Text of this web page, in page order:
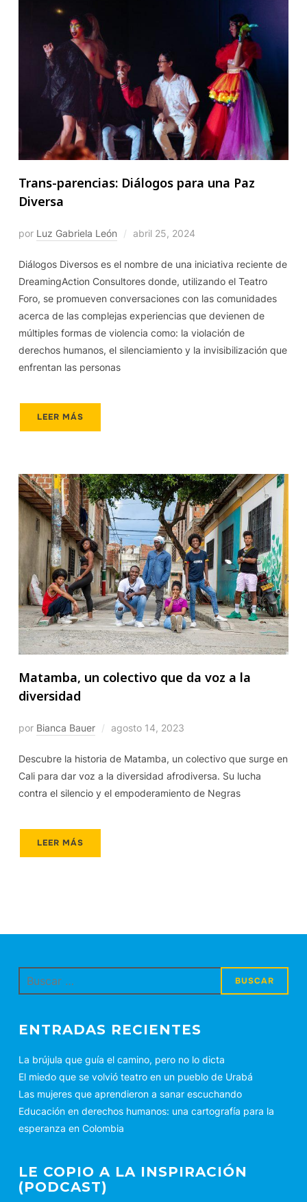
Trans-parencias: Diálogos para una Paz
Diversa
por Luz Gabriela León abril 25, 2024
Diálogos Diversos es el nombre de una iniciativa reciente de
DreamingAction Consultores donde, utilizando el Teatro
Foro, se promueven conversaciones con las comunidades
acerca de las complejas experiencias que devienen de
múltiples formas de violencia como: la violación de
derechos humanos, el silenciamiento y la invisibilización que
enfrentan las personas
LEER MÁS
Matamba, un colectivo que da voz a la
diversidad
por Bianca Bauer agosto 14, 2023
Descubre la historia de Matamba, un colectivo que surge en
Cali para dar voz a la diversidad afrodiversa. Su lucha
contra el silencio y el empoderamiento de Negras
LEER MÁS
Buscar:
ENTRADAS RECIENTES
La brújula que guía el camino, pero no lo dicta
El miedo que se volvió teatro en un pueblo de Urabá
Las mujeres que aprendieron a sanar escuchando
Educación en derechos humanos: una cartografía para la
esperanza en Colombia
LE COPIO A LA INSPIRACIÓN
(PODCAST)